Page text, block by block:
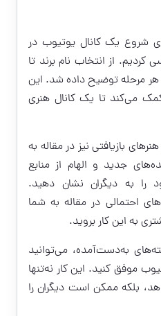
شروع یک کانال یوتیوب در
کردیم. از انتخاب نام برند تا
هر مرحله توضیح داده شد. این
می‌کند تا یک کانال هنری
بازیافتی نیز در مقاله به
جدید و الهام از منابع
را به دیگران نشان دهید.
احتمالی در مقاله به شما
به این کار بروید.
به‌دست‌آمده، می‌توانید
موفق کنید. این کار نه‌تنها
بلکه ممکن است دیگران را